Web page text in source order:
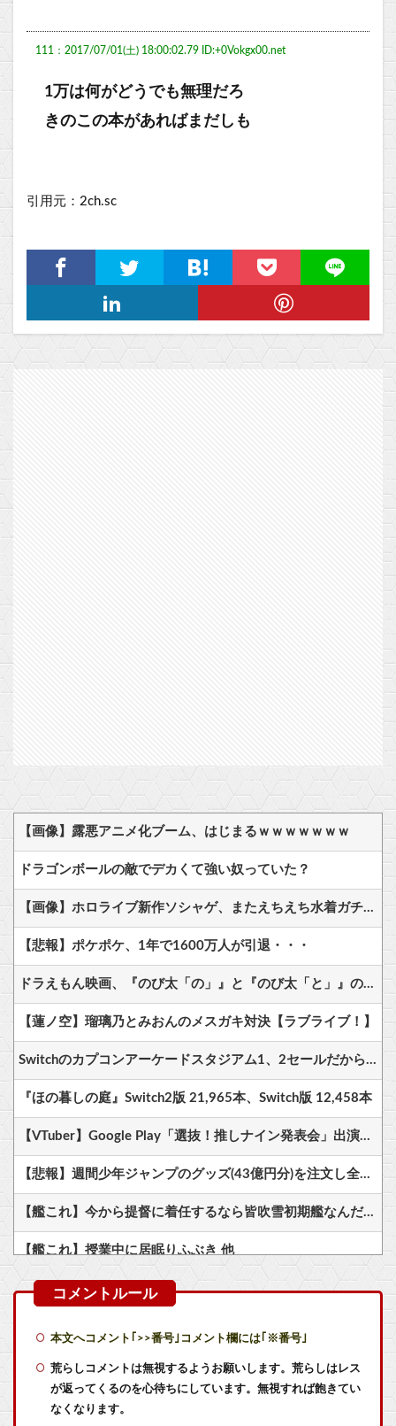
111：2017/07/01(土) 18:00:02.79 ID:+0Vokgx00.net
1万は何がどうでも無理だろ
きのこの本があればまだしも
引用元：2ch.sc
【画像】露悪アニメ化ブーム、はじまるｗｗｗｗｗｗｗ
ドラゴンボールの敵でデカくて強い奴っていた？
【画像】ホロライブ新作ソシャゲ、またえちえち水着ガチャｗｗ
【悲報】ポケポケ、1年で1600万人が引退・・・
ドラえもん映画、『のび太「の」』と『のび太「と」』の違いがわからないと話題に
【蓮ノ空】瑠璃乃とみおんのメスガキ対決【ラブライブ！】
Switchのカプコンアーケードスタジアム1、2セールだから買ってしまった
『ほの暮しの庭』Switch2版 21,965本、Switch版 12,458本
【VTuber】Google Play「選抜！推しナイン発表会」出演者発表！『にじだけと思ってたけど座長と除夜のケツおるやんけ』
【悲報】週間少年ジャンプのグッズ(43億円分)を注文し全てキャンセルした女逮捕ｗｗｗｗｗｗｗｗ
【艦これ】今から提督に着任するなら皆吹雪初期艦なんだろうか
【艦これ】授業中に居眠りふぶき 他
【艦これ】E4とE5はどっちの方が難しい？ E5甲はウイニングランって聞いたんだけど
【艦これ】ヴァトールはなんて呼べばいいんだろうね
フロム以外の高難易度ゲーをやらない理由ｗｗｗｗ
本文へコメント｢>>番号｣コメント欄には｢※番号｣
荒らしコメントは無視するようお願いします。荒らしはレス
が返ってくるのを心待ちにしています。無視すれば飽きてい
なくなります。